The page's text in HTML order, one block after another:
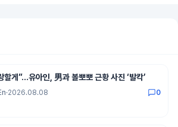
할게”…유아인, 男과 볼뽀뽀 근황 사진 ‘발칵’
·2026.08.08 0